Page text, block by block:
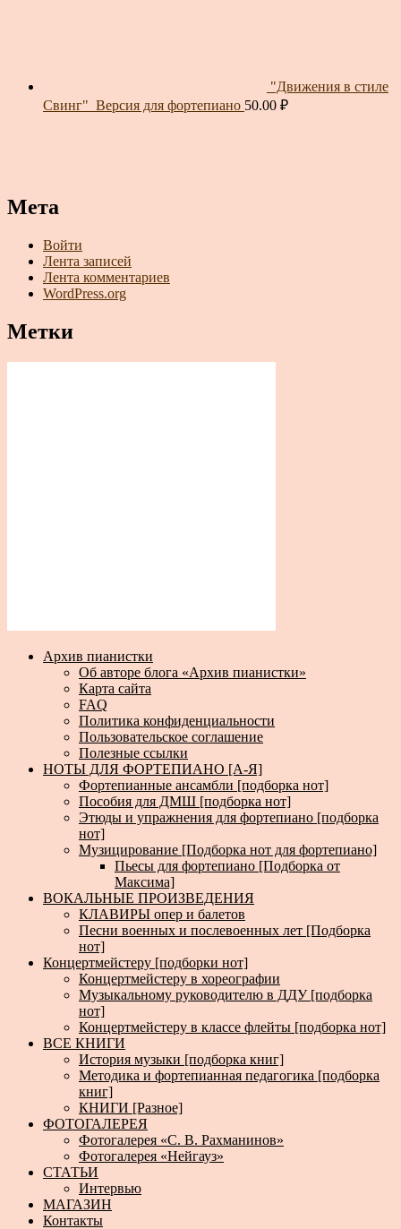
"Движения в стиле
Свинг"_Версия для фортепиано 50.00 ₽
Мета
Войти
Лента записей
Лента комментариев
WordPress.org
Метки
Архив пианистки
Об авторе блога «Архив пианистки»
Карта сайта
FAQ
Политика конфиденциальности
Пользовательское соглашение
Полезные ссылки
НОТЫ ДЛЯ ФОРТЕПИАНО [А-Я]
Фортепианные ансамбли [подборка нот]
Пособия для ДМШ [подборка нот]
Этюды и упражнения для фортепиано [подборка
нот]
Музицирование [Подборка нот для фортепиано]
Пьесы для фортепиано [Подборка от
Максима]
ВОКАЛЬНЫЕ ПРОИЗВЕДЕНИЯ
КЛАВИРЫ опер и балетов
Песни военных и послевоенных лет [Подборка
нот]
Концертмейстеру [подборки нот]
Концертмейстеру в хореографии
Музыкальному руководителю в ДДУ [подборка
нот]
Концертмейстеру в классе флейты [подборка нот]
ВСЕ КНИГИ
История музыки [подборка книг]
Методика и фортепианная педагогика [подборка
книг]
КНИГИ [Разное]
ФОТОГАЛЕРЕЯ
Фотогалерея «С. В. Рахманинов»
Фотогалерея «Нейгауз»
СТАТЬИ
Интервью
МАГАЗИН
Контакты